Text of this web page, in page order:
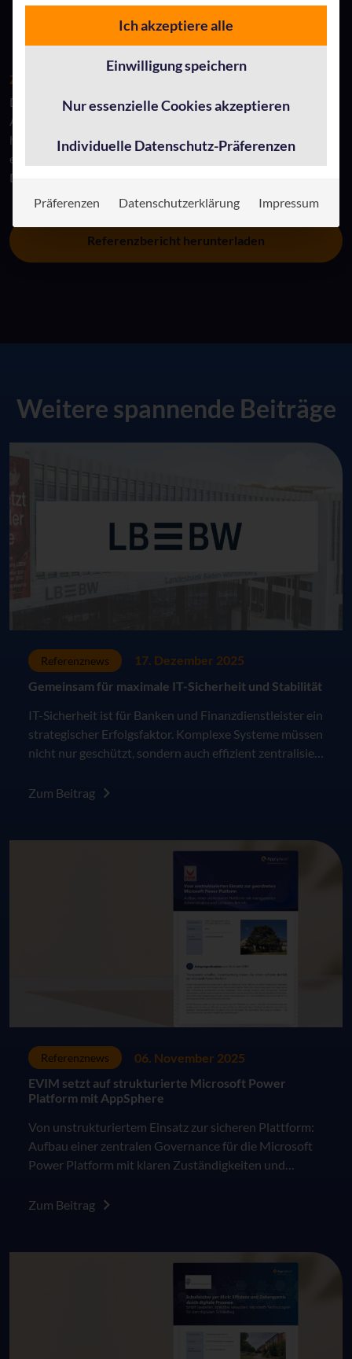
ZUM VOLLSTÄNDIGEN REFERENZBERICHT
Der detaillierte Projektbericht zeigt, wie ounda mit
AppSphere eine zukunftssichere Datenplattform aufgebaut
hat – praxisnah, skalierbar und effizient. Jetzt lesen und mehr
erfahren über die Erfolgsfaktoren moderner
Datenarchitekturen.
Referenzbericht herunterladen
Weitere spannende Beiträge
Referenznews
17. Dezember 2025
Gemeinsam für maximale IT-Sicherheit und Stabilität
IT-Sicherheit ist für Banken und Finanzdienstleister ein
strategischer Erfolgsfaktor. Komplexe Systeme müssen
nicht nur geschützt, sondern auch effizient zentralisiert
gewährleisten.
Zum Beitrag
Referenznews
06. November 2025
EVIM setzt auf strukturierte Microsoft Power
Platform mit AppSphere
Von unstrukturiertem Einsatz zur sicheren Plattform:
Aufbau einer zentralen Governance für die Microsoft
Power Platform mit klaren Zuständigkeiten und
Zum Beitrag
Ich akzeptiere alle
Einwilligung speichern
Nur essenzielle Cookies akzeptieren
Individuelle Datenschutz-Präferenzen
Präferenzen Datenschutzerklärung Impressum